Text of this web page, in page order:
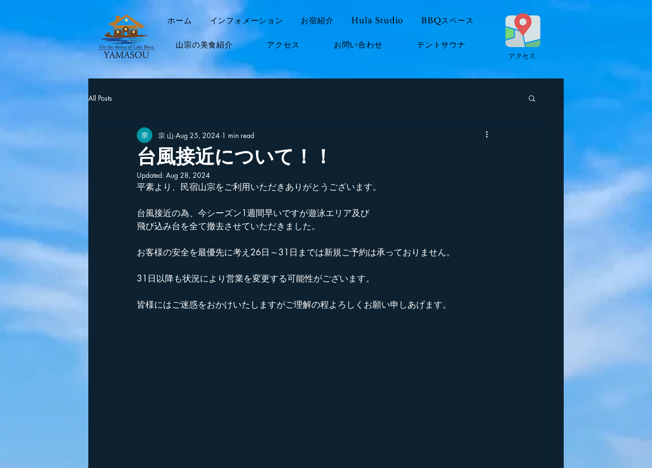
ホーム インフォメーション お宿紹介 Hula Studio BBQスペース
山宗の美食紹介 アクセス お問い合わせ テントサウナ
​アクセス
All Posts
台風接近について！！
宗 山 Aug 25, 2024 1 min read
Updated: Aug 28, 2024
平素より、民宿山宗をご利用いただきありがとうございます。
台風接近の為、今シーズン1週間早いですが遊泳エリア及び
飛び込み台を全て撤去させていただきました。
お客様の安全を最優先に考え26日～31日までは新規ご予約は承っておりません。
31日以降も状況により営業を変更する可能性がございます。
皆様にはご迷惑をおかけいたしますがご理解の程よろしくお願い申しあげます。